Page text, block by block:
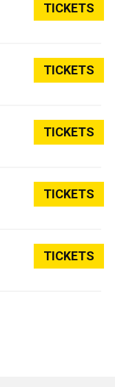
TICKETS
TICKETS
TICKETS
TICKETS
TICKETS